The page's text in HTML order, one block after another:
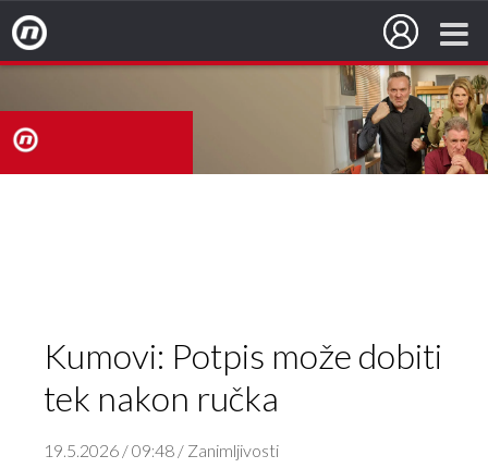
Nova TV
Kumovi: Potpis može dobiti
tek nakon ručka
19.5.2026 / 09:48 / Zanimljivosti